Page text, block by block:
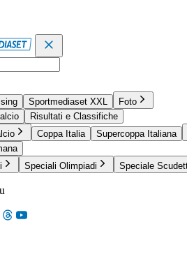
Sportmediaset XXL
Foto
Risultati e Classifiche
Coppa Italia Supercoppa Italiana
Speciali Olimpiadi Speciale